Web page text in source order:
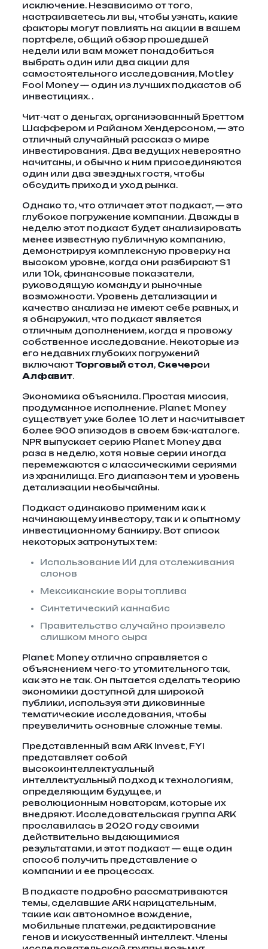
исключение. Независимо от того,
настраиваетесь ли вы, чтобы узнать, какие
факторы могут повлиять на акции в вашем
портфеле, общий обзор прошедшей
недели или вам может понадобиться
выбрать один или два акции для
самостоятельного исследования, Motley
Fool Money — один из лучших подкастов об
инвестициях. .
Чит-чат о деньгах, организованный Бреттом
Шаффером и Райаном Хендерсоном, — это
отличный случайный рассказ о мире
инвестирования. Два ведущих невероятно
начитаны, и обычно к ним присоединяются
один или два звездных гостя, чтобы
обсудить приход и уход рынка.
Однако то, что отличает этот подкаст, — это
глубокое погружение компании. Дважды в
неделю этот подкаст будет анализировать
менее известную публичную компанию,
демонстрируя комплексную проверку на
высоком уровне, когда они разбирают S1
или 10k, финансовые показатели,
руководящую команду и рыночные
возможности. Уровень детализации и
качество анализа не имеют себе равных, и
я обнаружил, что подкаст является
отличным дополнением, когда я провожу
собственное исследование. Некоторые из
его недавних глубоких погружений
включаютТорговый стол, Скечерси
Алфавит.
Экономика объяснила. Простая миссия,
продуманное исполнение. Planet Money
существует уже более 10 лет и насчитывает
более 900 эпизодов в своем бэк-каталоге.
NPR выпускает серию Planet Money два
раза в неделю, хотя новые серии иногда
перемежаются с классическими сериями
из хранилища. Его диапазон тем и уровень
детализации необычайны.
Подкаст одинаково применим как к
начинающему инвестору, так и к опытному
инвестиционному банкиру. Вот список
некоторых затронутых тем:
Использование ИИ для отслеживания
слонов
Мексиканские воры топлива
Синтетический каннабис
Правительство случайно произвело
слишком много сыра
Planet Money отлично справляется с
объяснением чего-то утомительного так,
как это не так. Он пытается сделать теорию
экономики доступной для широкой
публики, используя эти диковинные
тематические исследования, чтобы
преувеличить основные сложные темы.
Представленный вам ARK Invest, FYI
представляет собой
высокоинтеллектуальный
интеллектуальный подход к технологиям,
определяющим будущее, и
революционным новаторам, которые их
внедряют. Исследовательская группа ARK
прославилась в 2020 году своими
действительно выдающимися
результатами, и этот подкаст — еще один
способ получить представление о
компании и ее процессах.
В подкасте подробно рассматриваются
темы, сделавшие ARK нарицательным,
такие как автономное вождение,
мобильные платежи, редактирование
генов и искусственный интеллект. Члены